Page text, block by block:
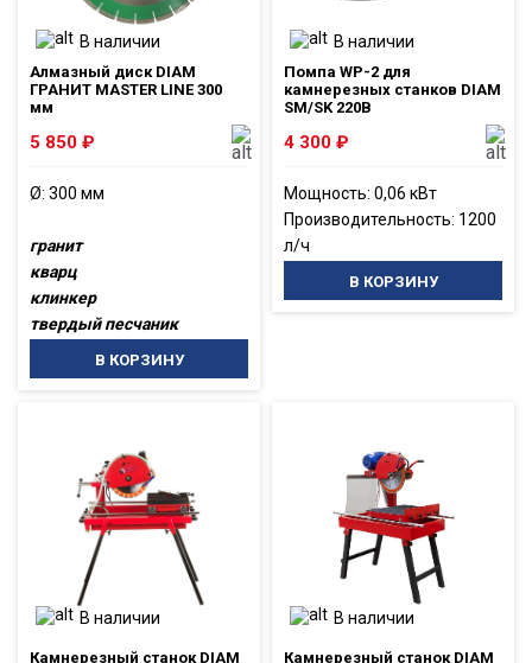
В наличии
Алмазный диск DIAM
ГРАНИТ MASTER LINE 300
мм
5 850 ₽
Ø: 300 мм
гранит
кварц
клинкер
твердый песчаник
В КОРЗИНУ
В наличии
Помпа WP-2 для
камнерезных станков DIAM
SM/SK 220В
4 300 ₽
Мощность: 0,06 кВт
Производительность: 1200
л/ч
В КОРЗИНУ
В наличии
Камнерезный станок DIAM
В наличии
Камнерезный станок DIAM